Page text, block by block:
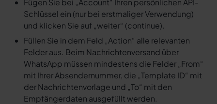
Fügen Sie bei „Account“ Ihren persönlichen API-
Schlüssel ein (nur bei erstmaliger Verwendung)
und klicken Sie auf „weiter“ (continue).
Füllen Sie in dem Feld „Action“ alle relevanten
Felder aus. Beim Nachrichtenversand über
WhatsApp müssen mindestens die Felder „From“
mit Ihrer Absendernummer, die „Template ID“ mit
der Nachrichtenvorlage und „To“ mit den
Empfängerdaten ausgefüllt werden.